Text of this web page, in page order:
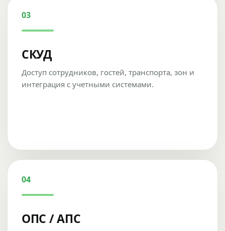
03
СКУД
Доступ сотрудников, гостей, транспорта, зон и
интеграция с учетными системами.
04
ОПС / АПС